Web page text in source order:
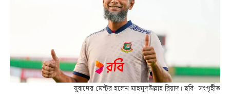
যুবাদের মেন্টর হলেন মাহমুদউল্লাহ রিয়াদ। ছবি- সংগৃহীত